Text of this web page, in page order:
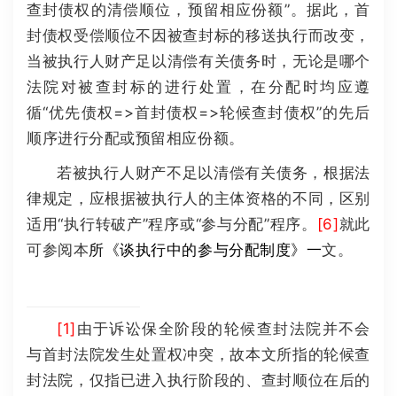
查封债权的清偿顺位，预留相应份额”。据此，首
封债权受偿顺位不因被查封标的移送执行而改变，
当被执行人财产足以清偿有关债务时，无论是哪个
法院对被查封标的进行处置，在分配时均应遵
循“优先债权=>首封债权=>轮候查封债权”的先后
顺序进行分配或预留相应份额。
若被执行人财产不足以清偿有关债务，根据法
律规定，应根据被执行人的主体资格的不同，区别
适用“执行转破产”程序或“参与分配”程序。
[6] 就此
可参阅本所 《谈执行中的参与分配制度》 一文。
[1] 由于诉讼保全阶段的轮候查封法院并不会
与首封法院发生处置权冲突，故本文所指的轮候查
封法院，仅指已进入执行阶段的、查封顺位在后的